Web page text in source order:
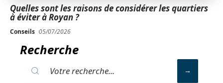
Quelles sont les raisons de considérer les quartiers
à éviter à Royan ?
Conseils 05/07/2026
Recherche